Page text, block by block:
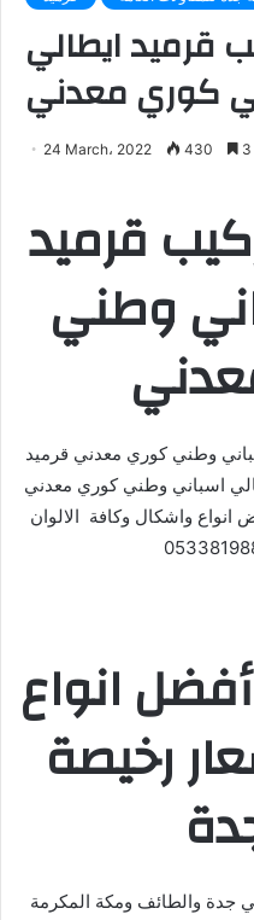
قرميد ايطالي
كوري معدني
24 March، 2022 430
قرميد
وطني
وطني كوري معدني قرميد
اسباني وطني كوري معدني
انواع واشكال وكافة الالوان
انواع
رخيصة
جدة والطائف ومكة المكرمة